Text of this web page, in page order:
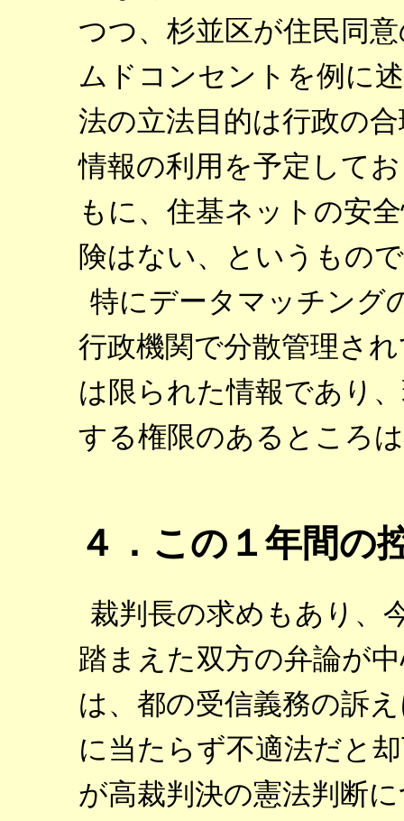
つつ、杉並区が住民同
ムドコンセントを例に
法の立法目的は行政の
情報の利用を予定して
もに、住基ネットの安
険はない、というもの
特にデータマッチング
行政機関で分散管理さ
は限られた情報であり
する権限のあるところ
４．この１年間の
裁判長の求めもあり、
踏まえた双方の弁論が
は、都の受信義務の訴
に当たらず不適法だと
が高裁判決の憲法判断